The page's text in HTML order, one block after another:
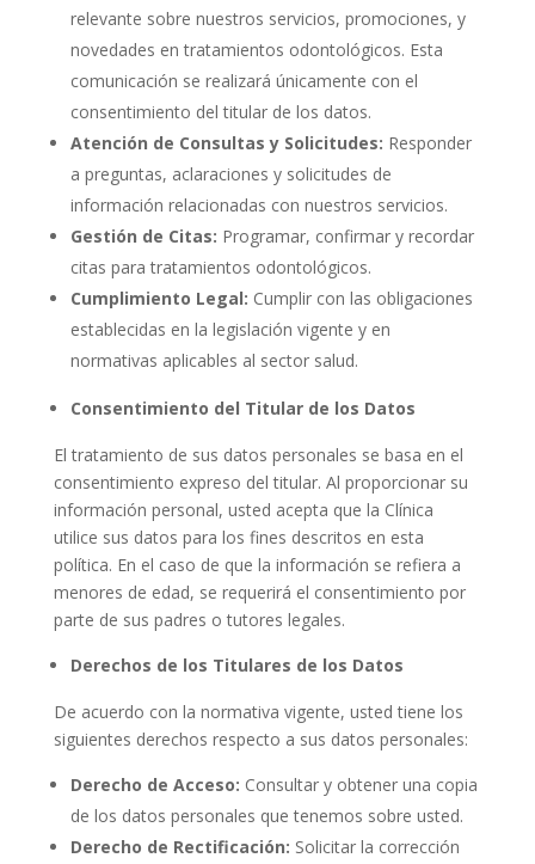
relevante sobre nuestros servicios, promociones, y
novedades en tratamientos odontológicos. Esta
comunicación se realizará únicamente con el
consentimiento del titular de los datos.
Atención de Consultas y Solicitudes: Responder
a preguntas, aclaraciones y solicitudes de
información relacionadas con nuestros servicios.
Gestión de Citas: Programar, confirmar y recordar
citas para tratamientos odontológicos.
Cumplimiento Legal: Cumplir con las obligaciones
establecidas en la legislación vigente y en
normativas aplicables al sector salud.
Consentimiento del Titular de los Datos
El tratamiento de sus datos personales se basa en el
consentimiento expreso del titular. Al proporcionar su
información personal, usted acepta que la Clínica
utilice sus datos para los fines descritos en esta
política. En el caso de que la información se refiera a
menores de edad, se requerirá el consentimiento por
parte de sus padres o tutores legales.
Derechos de los Titulares de los Datos
De acuerdo con la normativa vigente, usted tiene los
siguientes derechos respecto a sus datos personales:
Derecho de Acceso: Consultar y obtener una copia
de los datos personales que tenemos sobre usted.
Derecho de Rectificación: Solicitar la corrección